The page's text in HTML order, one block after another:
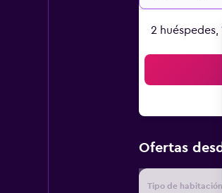
2 huéspedes,
Ofertas
Tipo de habitación